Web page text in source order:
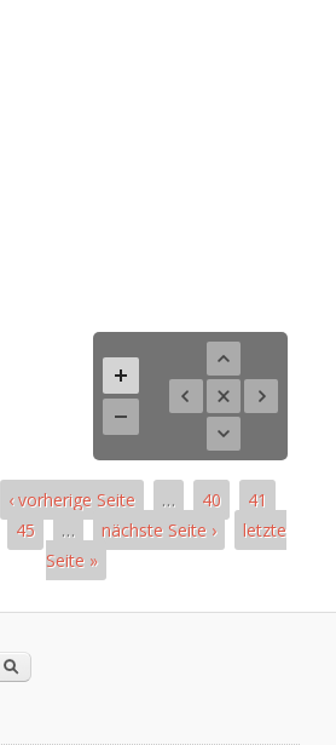
‹ vorherige Seite … 40
41
45 … nächste Seite ›
letzte
Seite »
Search